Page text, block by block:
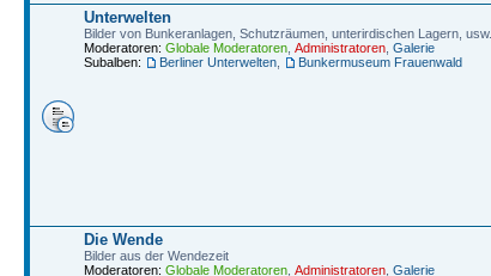
Unterwelten
Bilder von Bunkeranlagen, Schutzräumen, unterirdischen Lagern, usw.
Moderatoren: Globale Moderatoren Administratoren Galerie
Subalben:
Berliner Unterwelten Bunkermuseum Frauenwald
Die Wende
Bilder aus der Wendezeit
Moderatoren: Globale Moderatoren Administratoren Galerie